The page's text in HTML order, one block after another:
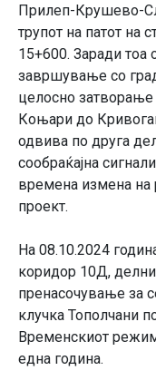
Прилеп-Крушево-
трупот на патот на
15+600. Заради тоа
завршување со
целосно
Коњари до
одвива по друга
сообраќајна
времена измена на
проект.
На 08.10.2024
коридор 10Д,
пренасочување за
клучка Тополчани
Временскиот
една година.